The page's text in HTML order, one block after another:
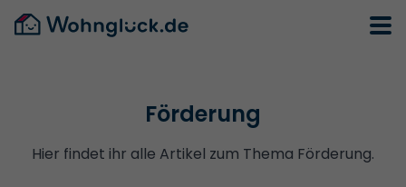
Förderung
Hier findet ihr alle Artikel zum Thema Förderung.